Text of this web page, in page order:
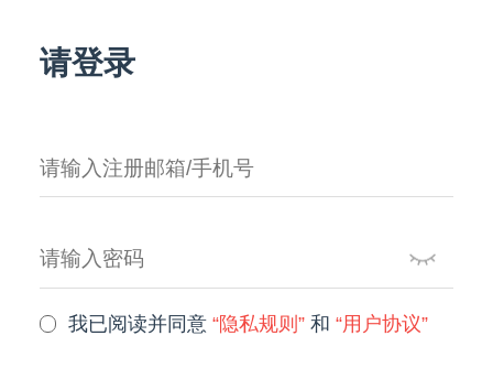
请登录
我已阅读并同意“隐私规则” 和“用户协议”